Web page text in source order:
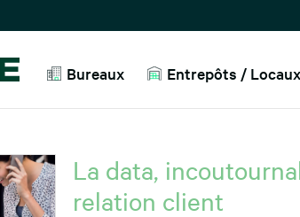
Bureaux Entrepôts /
La data,
relation client